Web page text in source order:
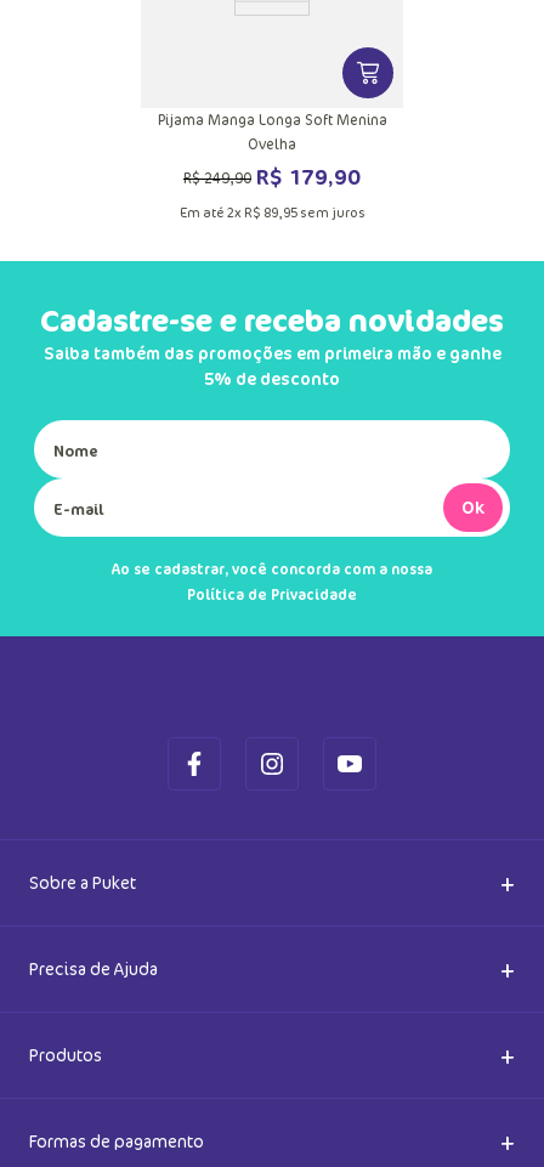
VER MAIS
Pijama Manga Longa Soft Menina
Ovelha
R$249,90 R$ 179,90
Em até 2x R$ 89,95sem juros
Cadastre-se e receba novidades
Saiba também das promoções em primeira mão e ganhe
5% de desconto
Ok
Ao se cadastrar, você concorda com a nossa
Política de Privacidade
Sobre a Puket +
Quem somos
Meias do Bem
Precisa de Ajuda +
Dúvidas Frequentes
Produtos +
Acessórios
Formas de pagamento +